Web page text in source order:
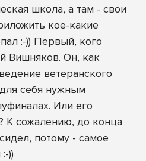
школа, а там - свои
кое-какие
:-)) Первый, кого
Вишняков. Он, как
ветеранского
себя нужным
Или его
К сожалению, до конца
потому - самое
))